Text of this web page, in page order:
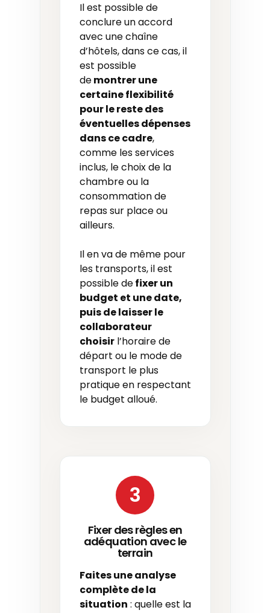
Il est possible de
conclure un accord
avec une chaîne
d’hôtels, dans ce cas, il
est possible
demontrer une
certaine flexibilité
pour le reste des
éventuelles dépenses
dans ce cadre,
comme les services
inclus, le choix de la
chambre ou la
consommation de
repas sur place ou
ailleurs.
Il en va de même pour
les transports, il est
possible defixer un
budget et une date,
puis de laisser le
collaborateur
choisirl’horaire de
départ ou le mode de
transport le plus
pratique en respectant
le budget alloué.
3
Fixer des règles en
adéquation avec le
terrain
Faites une analyse
complète de la
situation : quelle est la